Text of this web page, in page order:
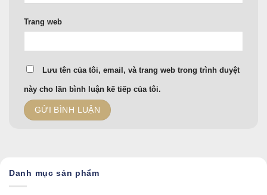
Trang web
Lưu tên của tôi, email, và trang web trong trình duyệt
này cho lần bình luận kế tiếp của tôi.
Danh mục sản phẩm